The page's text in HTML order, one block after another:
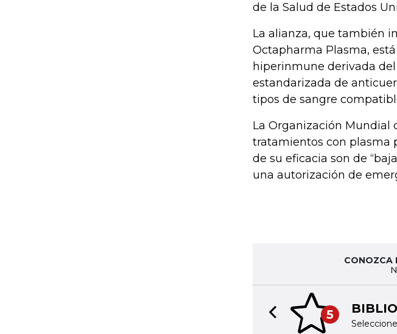
de la Salud de Estados
La alianza, que también
Octapharma Plasma,
hiperinmune derivada
estandarizada de
tipos de sangre
La Organización Mundial
tratamientos con plasma
de su eficacia son de
una autorización de
CONOZCA
5
Previous slide